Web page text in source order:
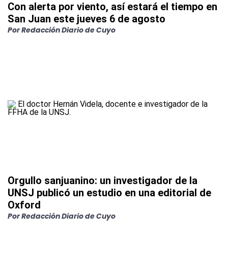
Con alerta por viento, así estará el tiempo en
San Juan este jueves 6 de agosto
PorRedacción Diario de Cuyo
Orgullo sanjuanino: un investigador de la
UNSJ publicó un estudio en una editorial de
Oxford
PorRedacción Diario de Cuyo